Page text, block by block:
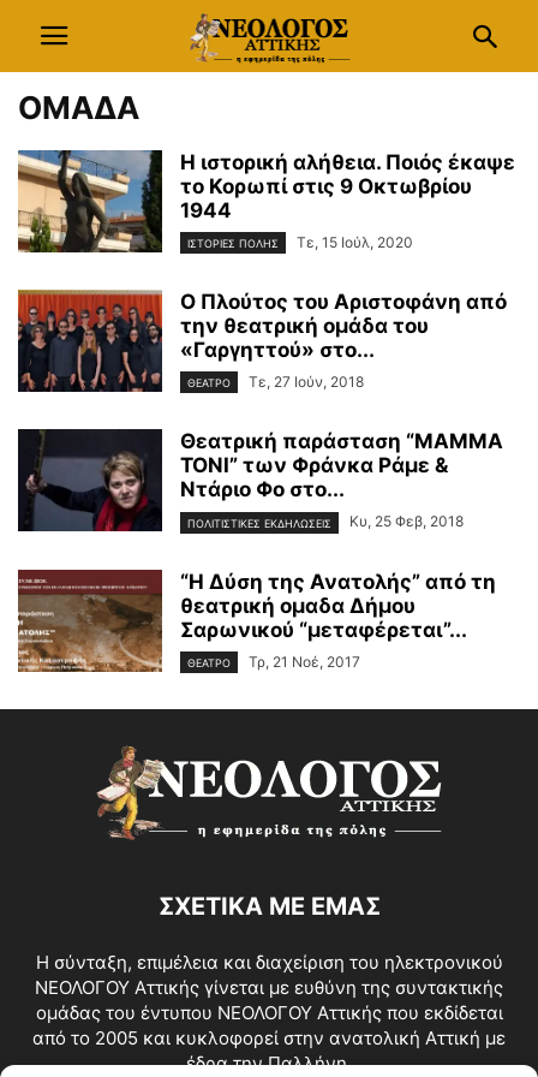
ΟΜΑΔΑ
Η ιστορική αλήθεια. Ποιός έκαψε
το Κορωπί στις 9 Οκτωβρίου
1944
ΙΣΤΟΡΙΕΣ ΠΟΛΗΣ Τε, 15 Ιούλ, 2020
Ο Πλούτος του Αριστοφάνη από
την θεατρική ομάδα του
«Γαργηττού» στο...
ΘΕΑΤΡΟ Τε, 27 Ιούν, 2018
Θεατρική παράσταση “ΜΑΜΜΑ
ΤΟΝΙ” των Φράνκα Ράμε &
Ντάριο Φο στο...
ΠΟΛΙΤΙΣΤΙΚΕΣ ΕΚΔΗΛΩΣΕΙΣ Κυ, 25 Φεβ, 2018
“Η Δύση της Ανατολής” από τη
θεατρική ομαδα Δήμου
Σαρωνικού “μεταφέρεται”...
ΘΕΑΤΡΟ Τρ, 21 Νοέ, 2017
ΣΧΕΤΙΚΑ ΜΕ ΕΜΑΣ
Η σύνταξη, επιμέλεια και διαχείριση του ηλεκτρονικού
ΝΕΟΛΟΓΟΥ Αττικής γίνεται με ευθύνη της συντακτικής
ομάδας του έντυπου ΝΕΟΛΟΓΟΥ Αττικής που εκδίδεται
από το 2005 και κυκλοφορεί στην ανατολική Αττική με
έδρα την Παλλήνη.